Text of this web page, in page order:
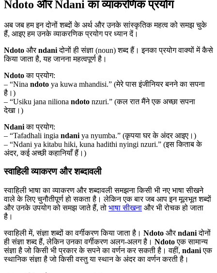
Ndoto और Ndani का व्याकरणिक प्रयोग
अब जब हम इन दोनों शब्दों के अर्थ और उनके सांस्कृतिक महत्व को समझ चुके
हैं, आइए हम उनके व्याकरणिक प्रयोग पर ध्यान दें।
Ndoto औरndaniदोनों ही संज्ञा (noun) शब्द हैं। इनका प्रयोग वाक्यों में कैसे
किया जाता है, यह जानना महत्वपूर्ण है।
Ndotoका प्रयोग:
– “Nina ndoto ya kuwa mhandisi.” (मेरे पास इंजीनियर बनने का सपना
है।)
– “Usiku jana niliona ndoto nzuri.” (कल रात मैंने एक अच्छा सपना
देखा।)
Ndaniका प्रयोग:
– “Tafadhali ingia ndani ya nyumba.” (कृपया घर के अंदर आइए।)
– “Ndani ya kitabu hiki, kuna hadithi nyingi nzuri.” (इस किताब के
अंदर, कई अच्छी कहानियाँ हैं।)
स्वाहिली व्याकरण और शब्दावली
स्वाहिली भाषा का व्याकरण और शब्दावली समझना किसी भी नए भाषा सीखने
वाले के लिए चुनौतीपूर्ण हो सकता है। लेकिन एक बार जब आप इन मूलभूत शब्दों
और उनके उपयोग को समझ जाते हैं, तो भाषा सीखना और भी रोचक हो जाता
है।
स्वाहिली में, संज्ञा शब्दों का वर्गीकरण किया जाता है। Ndoto औरndaniदोनों
ही संज्ञा शब्द हैं, लेकिन उनका वर्गीकरण अलग-अलग है। Ndotoएक सामान्य
संज्ञा है जो किसी भी प्रकार के सपने का वर्णन कर सकती है। वहीं, ndaniएक
स्थानिक संज्ञा है जो किसी वस्तु या स्थान के अंदर का वर्णन करती है।